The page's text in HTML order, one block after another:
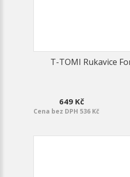
T-TOMI Rukavice
649 Kč
Cena bez DPH 536 Kč